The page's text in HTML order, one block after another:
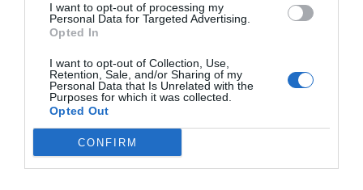
I want to opt-out of processing my
Personal Data for Targeted Advertising.
Opted In
I want to opt-out of Collection, Use,
Retention, Sale, and/or Sharing of my
Personal Data that Is Unrelated with the
Purposes for which it was collected.
Opted Out
CONFIRM